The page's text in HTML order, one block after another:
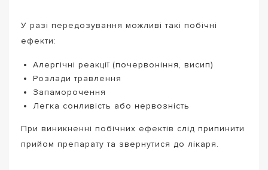
У разі передозування можливі такі побічні
ефекти:
Алергічні реакції (почервоніння, висип)
Розлади травлення
Запаморочення
Легка сонливість або нервозність
При виникненні побічних ефектів слід припинити
прийом препарату та звернутися до лікаря.